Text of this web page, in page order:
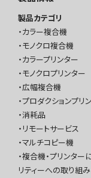
製品カテゴリ
カラー複合機
モノクロ複合機
カラープリンター
モノクロプリンター
広幅複合機
プロダクションプリ
消耗品
リモートサービス
マルチコピー機
複合機・プリンター
リティーへの取り組み